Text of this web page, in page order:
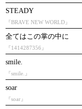
STEADY
『BRAVE NEW WORLD』
全てはこの掌の中に
『1414287356』
smile.
『smile.』
soar
『soar』